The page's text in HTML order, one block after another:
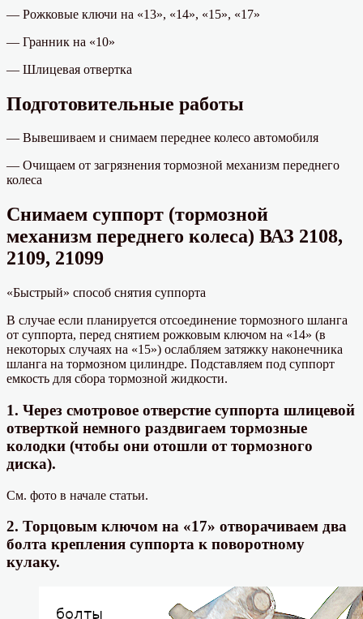
— Рожковые ключи на «13», «14», «15», «17»
— Гранник на «10»
— Шлицевая отвертка
Подготовительные работы
— Вывешиваем и снимаем переднее колесо автомобиля
— Очищаем от загрязнения тормозной механизм переднего
колеса
Снимаем суппорт (тормозной
механизм переднего колеса) ВАЗ 2108,
2109, 21099
«Быстрый» способ снятия суппорта
В случае если планируется отсоединение тормозного шланга
от суппорта, перед снятием рожковым ключом на «14» (в
некоторых случаях на «15») ослабляем затяжку наконечника
шланга на тормозном цилиндре. Подставляем под суппорт
емкость для сбора тормозной жидкости.
1. Через смотровое отверстие суппорта шлицевой
отверткой немного раздвигаем тормозные
колодки (чтобы они отошли от тормозного
диска).
См. фото в начале статьи.
2. Торцовым ключом на «17» отворачиваем два
болта крепления суппорта к поворотному
кулаку.